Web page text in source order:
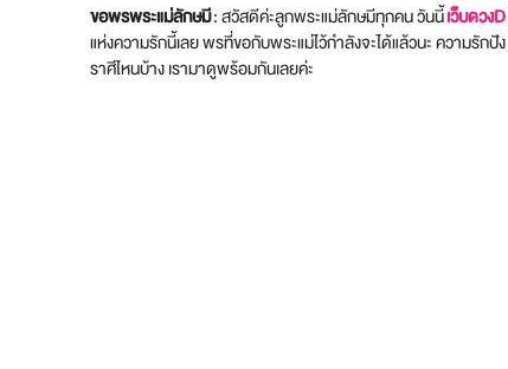
ขอพรพระแม่ลักษมี: สวัสดีค่ะลูกพระแม่ลักษมีทุกคน วันนี้เว็บดวงD
แห่งความรักนี้เลย พรที่ขอกับพระแม่ไว้กำลังจะได้แล้วนะ ความรัก
ราศีไหนบ้าง เรามาดูพร้อมกันเลยค่ะ